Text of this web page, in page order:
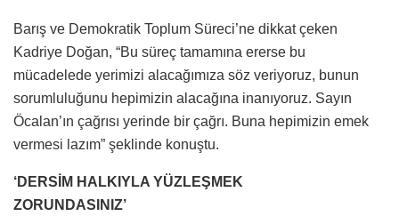
Barış ve Demokratik Toplum Süreci’ne dikkat çeken
Kadriye Doğan, “Bu süreç tamamına ererse bu
mücadelede yerimizi alacağımıza söz veriyoruz, bunun
sorumluluğunu hepimizin alacağına inanıyoruz. Sayın
Öcalan’ın çağrısı yerinde bir çağrı. Buna hepimizin emek
vermesi lazım” şeklinde konuştu.
‘DERSİM HALKIYLA YÜZLEŞMEK
ZORUNDASINIZ’